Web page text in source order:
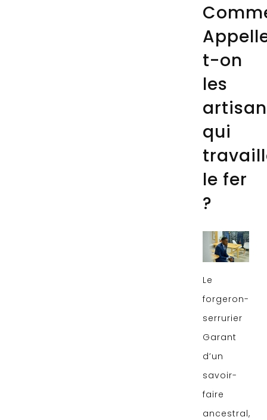
t-on
les
qui
le fer
?
Le
forgeron-
serrurier
Garant
d’un
savoir-
faire
ancestral,